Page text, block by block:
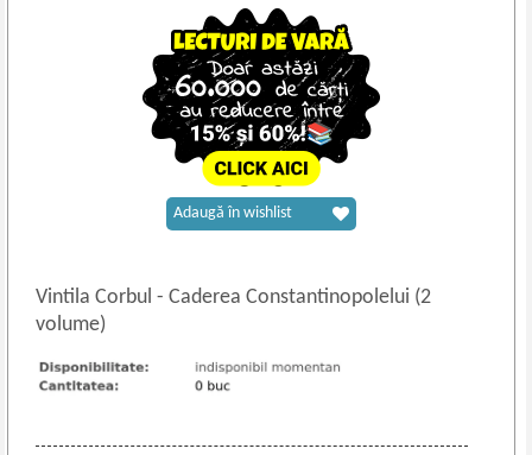
Vintila Corbul- Caderea Constantinopolelui (2
volume)
Adaugă în wishlist